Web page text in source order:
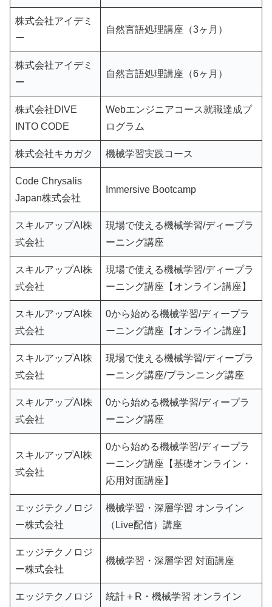
株式会社アイデミ
ー
自然言語処理講座（3ヶ月）
株式会社アイデミ
ー
自然言語処理講座（6ヶ月）
株式会社DIVE
INTO CODE
Webエンジニアコース就職達成プ
ログラム
株式会社キカガク 機械学習実践コース
Code Chrysalis
Japan株式会社
Immersive Bootcamp
スキルアップAI株
式会社
現場で使える機械学習/ディープラ
ーニング講座
スキルアップAI株
式会社
現場で使える機械学習/ディープラ
ーニング講座【オンライン講座】
スキルアップAI株
式会社
0から始める機械学習/ディープラ
ーニング講座【オンライン講座】
スキルアップAI株
式会社
現場で使える機械学習/ディープラ
ーニング講座/プランニング講座
スキルアップAI株
式会社
0から始める機械学習/ディープラ
ーニング講座
スキルアップAI株
式会社
0から始める機械学習/ディープラ
ーニング講座【基礎オンライン・
応用対面講座】
エッジテクノロジ
ー株式会社
機械学習・深層学習 オンライン
（Live配信）講座
エッジテクノロジ
ー株式会社
機械学習・深層学習 対面講座
エッジテクノロジ
統計＋R・機械学習 オンライン